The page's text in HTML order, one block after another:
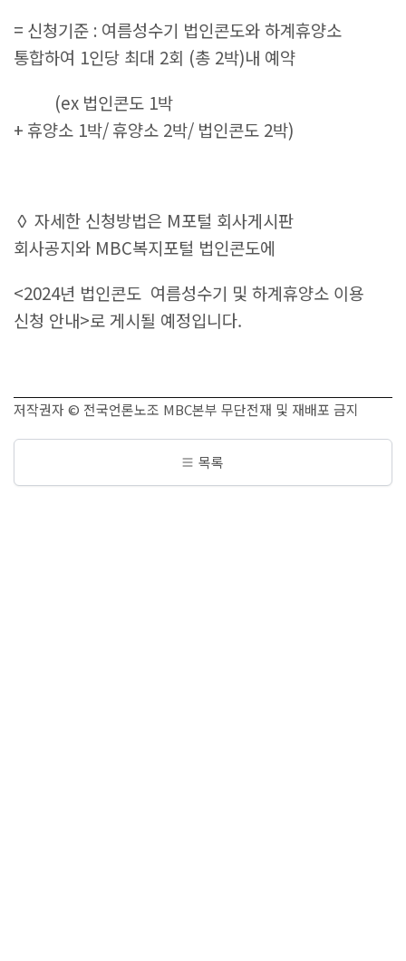
= 신청기준 : 여름성수기 법인콘도와 하계휴양소
통합하여 1인당 최대 2회 (총 2박)내 예약
(ex 법인콘도 1박
+ 휴양소 1박/휴양소 2박/ 법인콘도 2박)
◊ 자세한 신청방법은 M포털 회사게시판
회사공지와 MBC복지포털 법인콘도에
<2024년 법인콘도 여름성수기 및 하계휴양소 이용
신청 안내>로 게시될 예정입니다.
저작권자 © 전국언론노조 MBC본부 무단전재 및 재배포 금지
목록